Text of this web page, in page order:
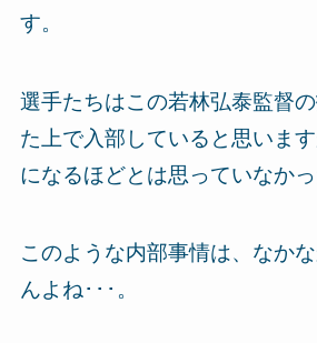
す。
選手たちはこの若林弘泰監督
た上で入部していると思いま
になるほどとは思っていなかっ
このような内部事情は、なか
んよね･･･。